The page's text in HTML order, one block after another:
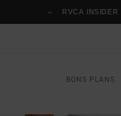
RVCA INSIDER
BONS PLANS